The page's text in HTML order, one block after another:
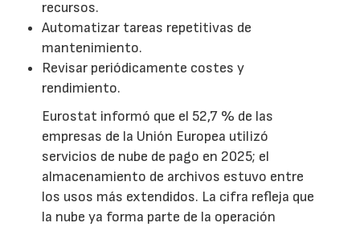
recursos.
Automatizar tareas repetitivas de
mantenimiento.
Revisar periódicamente costes y
rendimiento.
Eurostat informó que el 52,7 % de las
empresas de la Unión Europea utilizó
servicios de nube de pago en 2025; el
almacenamiento de archivos estuvo entre
los usos más extendidos. La cifra refleja que
la nube ya forma parte de la operación